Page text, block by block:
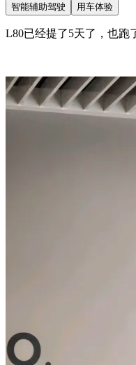
智能辅助驾驶 用车体验
L80已经提了5天了，也跑